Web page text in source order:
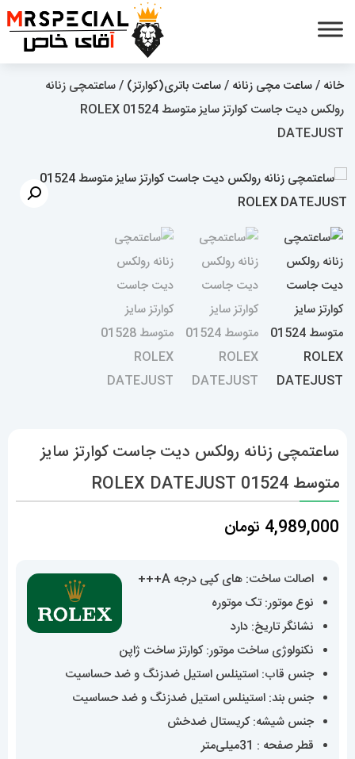
خانه /ساعت مچی زنانه /ساعت باتری(کوارتز) / ساعتمچی زنانه
رولکس دیت جاست کوارتز سایز متوسط 01524 ROLEX
DATEJUST
ساعتمچی زنانه رولکس دیت جاست کوارتز سایز
متوسط 01524 ROLEX DATEJUST
4,989,000 تومان
اصالت ساخت: های کپی درجه A+++
نوع موتور: تک موتوره
نشانگر تاریخ: دارد
نکنولوژی ساخت موتور: کوارتز ساخت ژاپن
جنس قاب: استینلس استیل ضدزنگ و ضد حساسیت
جنس بند: استینلس استیل ضدزنگ و ضد حساسیت
جنس شیشه: کریستال ضدخش
قطر صفحه : 31میلی‌متر